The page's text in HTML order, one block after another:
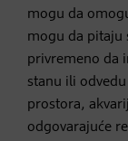
mogu da
mogu da pitaju
privremeno da
stanu ili
prostora,
odgovarajuće